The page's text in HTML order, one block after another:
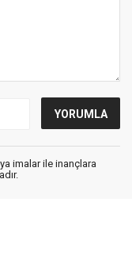
imalar ile inançlara